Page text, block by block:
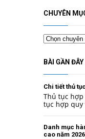
CHUYÊN
Chuyên
mục
BÀI GẦN ĐÂY
Chi tiết thủ
Thủ tục hợp
tục hợp quy
Danh mục
cao năm 2026